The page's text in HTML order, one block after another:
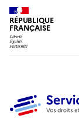
RÉPUBLIQUE
FRANÇAISE